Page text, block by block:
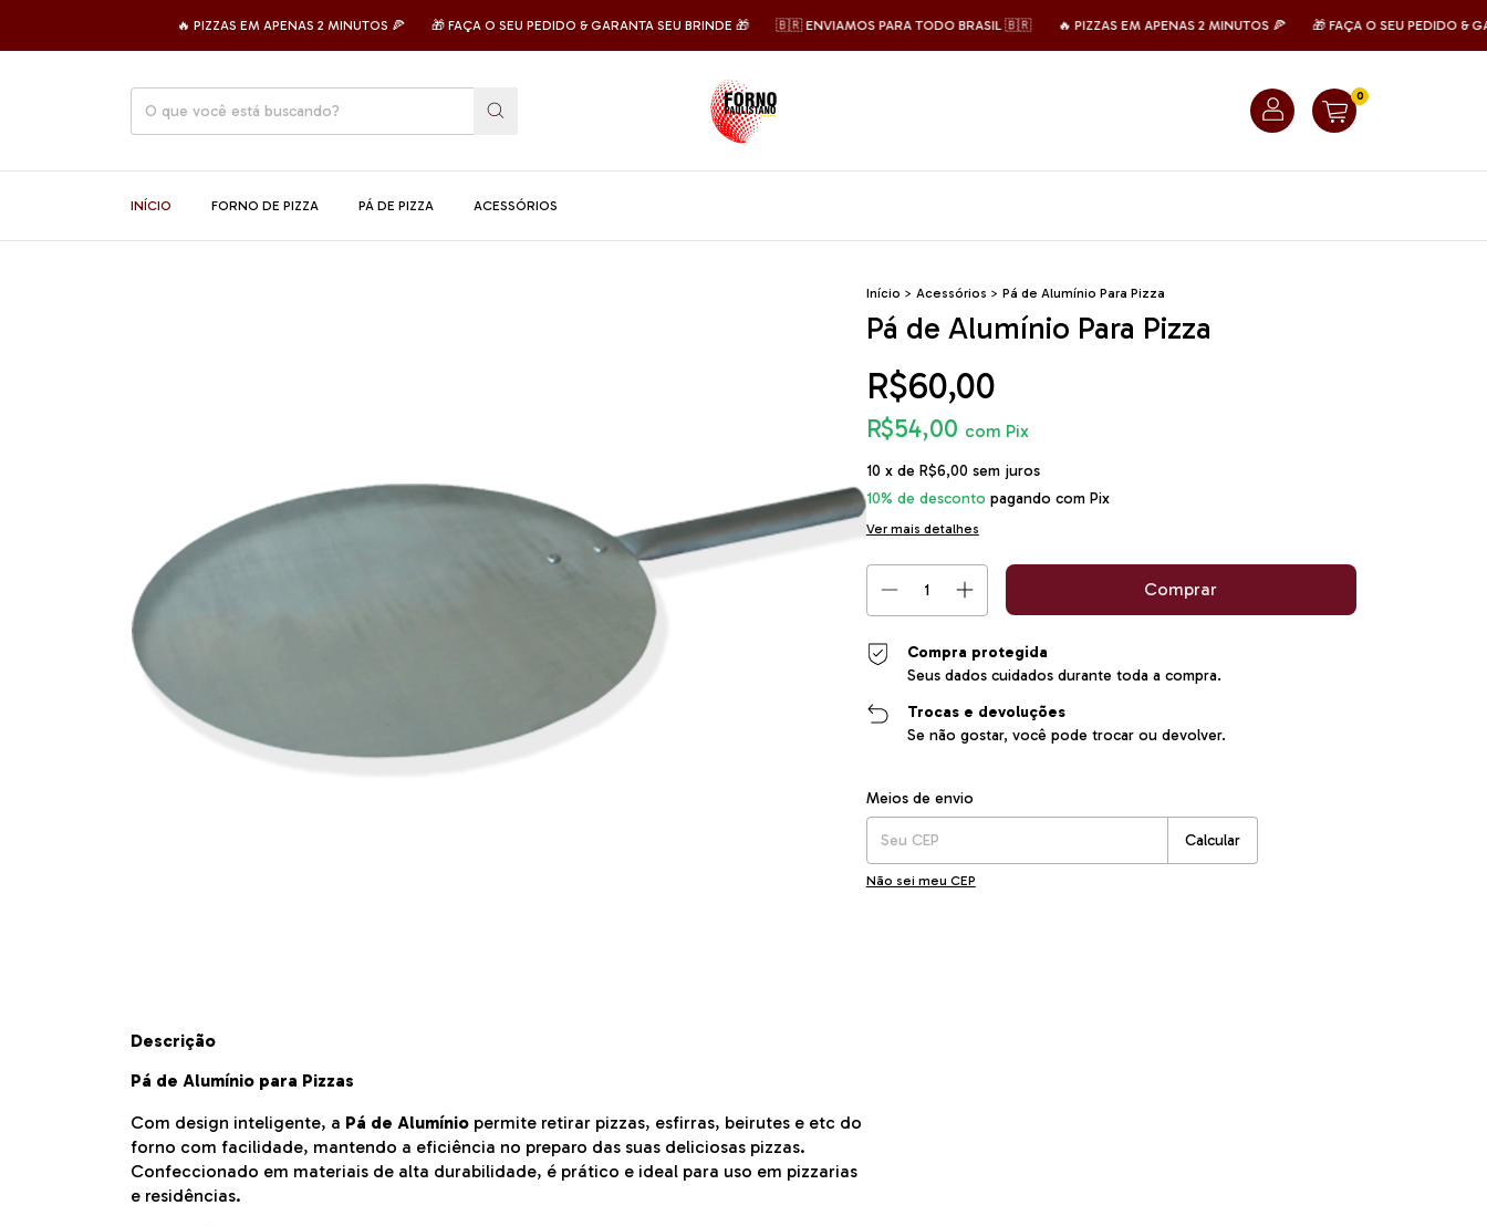
🔥 PIZZAS EM APENAS 2 MINUTOS 🍕 🎁 FAÇA O SEU PEDIDO & GARANTA SEU BRINDE 🎁 🇧🇷 ENVIAMOS PARA TODO BRASIL 🇧🇷 🔥 PIZZAS EM APENAS 2 MINUTOS 🍕 🎁 FAÇA O SEU PEDIDO &
0
INÍCIO FORNO DE PIZZA PÁ DE PIZZA ACESSÓRIOS
Início > Acessórios > Pá de Alumínio Para Pizza
Pá de Alumínio Para Pizza
R$60,00
R$54,00 com Pix
10 x de R$6,00 sem juros
10% de desconto pagando com Pix
Ver mais detalhes
Compra protegida
Seus dados cuidados durante toda a compra.
Trocas e devoluções
Se não gostar, você pode trocar ou devolver.
Entregas para o CEP:
Meios de envio
Calcular
Não sei meu CEP
Descrição
Pá de Alumínio para Pizzas
Com design inteligente, a Pá de Alumínio permite retirar pizzas, esfirras, beirutes e etc do
forno com facilidade, mantendo a eficiência no preparo das suas deliciosas pizzas.
Confeccionado em materiais de alta durabilidade, é prático e ideal para uso em pizzarias
e residências.